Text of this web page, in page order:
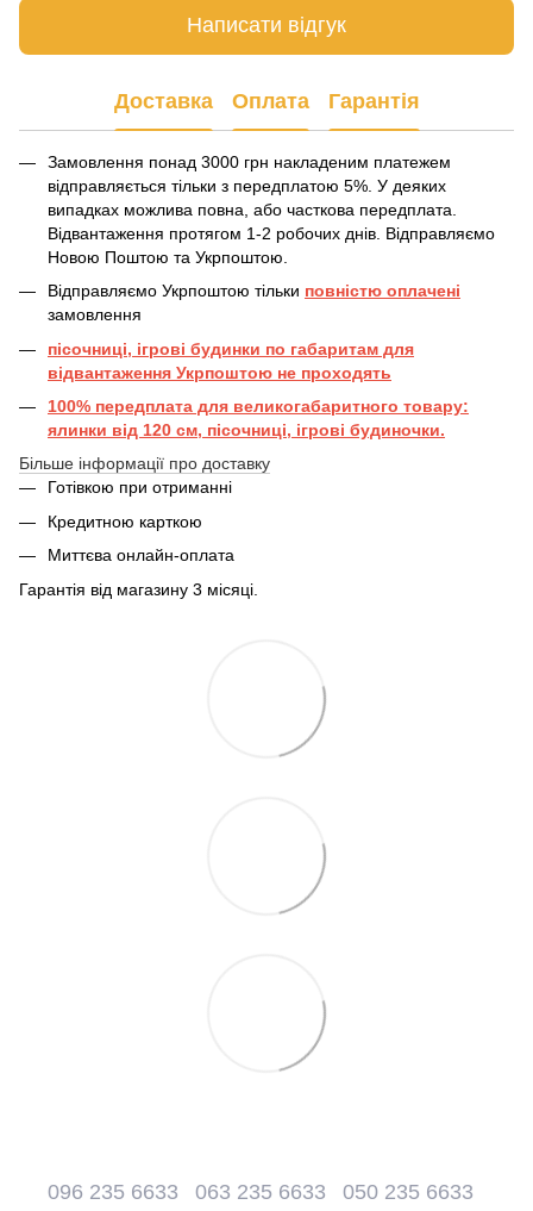
Написати відгук
Доставка Оплата Гарантія
Замовлення понад 3000 грн накладеним платежем
відправляється тільки з передплатою 5%. У деяких
випадках можлива повна, або часткова передплата.
Відвантаження протягом 1-2 робочих днів. Відправляємо
Новою Поштою та Укрпоштою.
Відправляємо Укрпоштою тільки повністю оплачені
замовлення
пісочниці, ігрові будинки по габаритам для
відвантаження Укрпоштою не проходять
100% передплата для великогабаритного товару:
ялинки від 120 см, пісочниці, ігрові будиночки.
Більше інформації про доставку
Готівкою при отриманні
Кредитною карткою
Миттєва онлайн-оплата
Гарантія від магазину 3 місяці.
096 235 6633 063 235 6633 050 235 6633